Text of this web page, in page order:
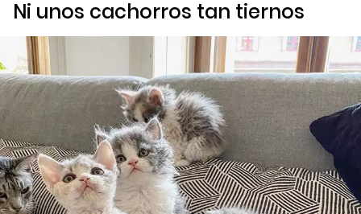
Ni unos cachorros tan tiernos